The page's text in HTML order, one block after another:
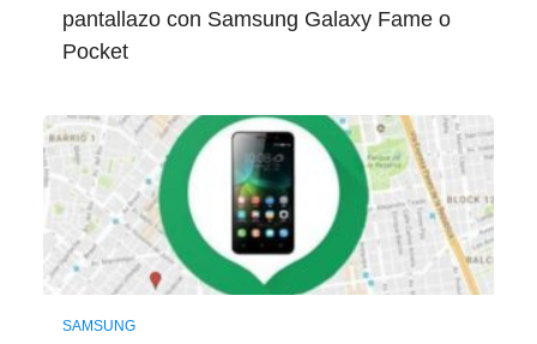
pantallazo con Samsung Galaxy Fame o
Pocket
SAMSUNG